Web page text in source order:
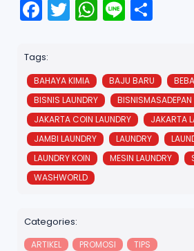
F
a
c
e
b
o
o
k
T
w
t
e
r
W
h
ts
A
p
p
Li
n
r
e
Tags:
BAHAYA KIMIA BAJU BARU
BISNIS LAUNDRY
BISNISMASADEPAN
JAKARTA COIN LAUNDRY
JAKARTA
JAMBI LAUNDRY
LAUNDRY
LAUNDRY KOIN
MESIN LAUNDRY
WASHWORLD
Categories:
ARTIKEL PROMOSI TIPS